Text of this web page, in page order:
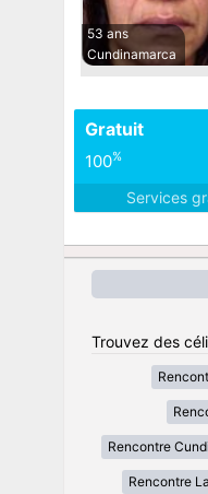
53 ans
Cundinamarca
Gratuit
100%
Services
Trouvez des
Rencontre
Rencontre